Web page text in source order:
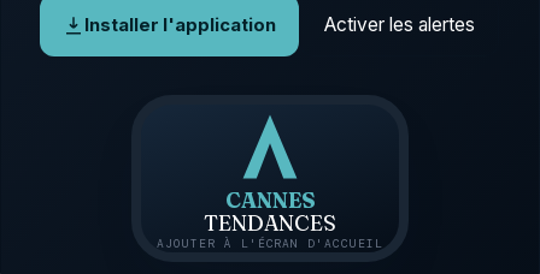
Installer l'application Activer les alertes
CANNES
TENDANCES
AJOUTER À L'ÉCRAN D'ACCUEIL